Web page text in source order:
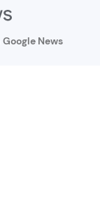
Google News